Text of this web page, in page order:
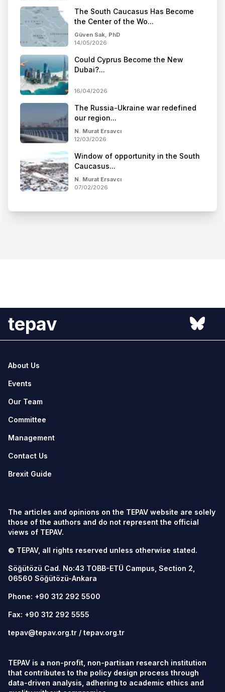
The South Caucasus Has Become
the Center of the Wo...
Güven Sak, PhD
14/05/2026
Could Cyprus Become the New
Dubai?...
16/04/2026
The Russia-Ukraine war redefined
our region...
N. Murat Ersavcı
12/03/2026
Window of opportunity in the South
Caucasus...
N. Murat Ersavcı
07/02/2026
tepav
About Us
Events
Our Team
Committee
Management
Contact Us
Brexit Guide
The articles and opinions on the TEPAV website are solely
those of the authors and do not represent the official
views of TEPAV.
© TEPAV, all rights reserved unless otherwise stated.
Söğütözü Cad. No:43 TOBB-ETÜ Campus, Section 2,
06560 Söğütözü-Ankara
Phone: +90 312 292 5500
Fax: +90 312 292 5555
tepav@tepav.org.tr / tepav.org.tr
TEPAV is a non-profit, non-partisan research institution
that contributes to the policy design process through
data-driven analysis, adhering to academic ethics and